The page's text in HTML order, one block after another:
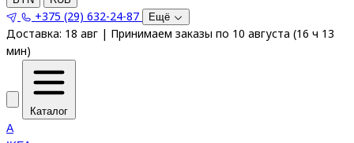
+375 (29) 632-24-87 Ещё
Доставка: 18 авг | Принимаем заказы по 10 августа (16 ч 13
мин)
Каталог
A